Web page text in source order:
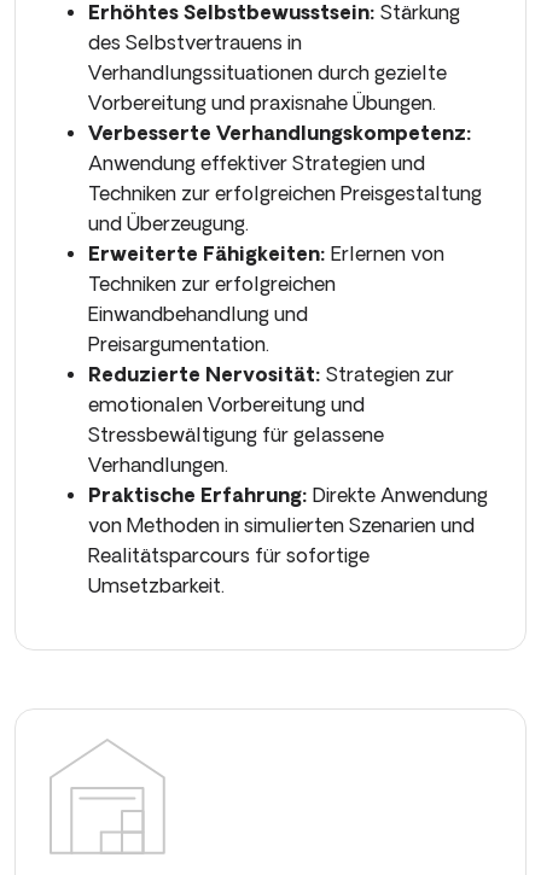
Erhöhtes Selbstbewusstsein: Stärkung
des Selbstvertrauens in
Verhandlungssituationen durch gezielte
Vorbereitung und praxisnahe Übungen.
Verbesserte Verhandlungskompetenz:
Anwendung effektiver Strategien und
Techniken zur erfolgreichen Preisgestaltung
und Überzeugung.
Erweiterte Fähigkeiten: Erlernen von
Techniken zur erfolgreichen
Einwandbehandlung und
Preisargumentation.
Reduzierte Nervosität: Strategien zur
emotionalen Vorbereitung und
Stressbewältigung für gelassene
Verhandlungen.
Praktische Erfahrung: Direkte Anwendung
von Methoden in simulierten Szenarien und
Realitätsparcours für sofortige
Umsetzbarkeit.